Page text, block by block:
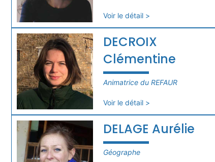
Voir le détail >
DECROIX
Clémentine
Animatrice du REFAUR
Voir le détail >
DELAGE Aurélie
Géographe